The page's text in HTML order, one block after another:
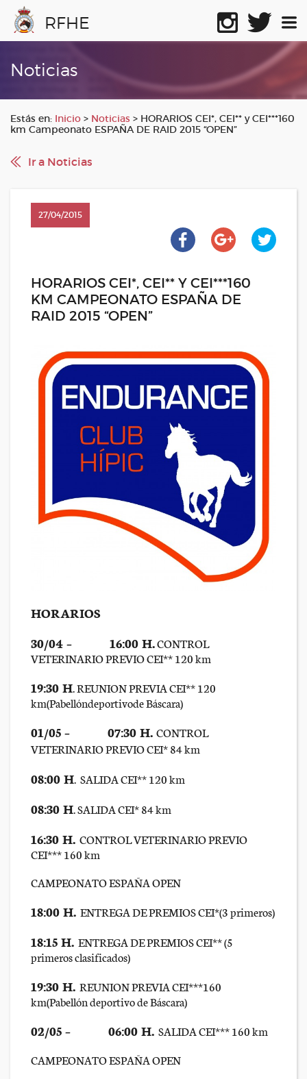
RFHE
Noticias
Estás en: Inicio > Noticias > HORARIOS CEI*, CEI** y CEI***160
km Campeonato ESPAÑA DE RAID 2015 “OPEN”
Ir a Noticias
27/04/2015
HORARIOS CEI*, CEI** Y CEI***160
KM CAMPEONATO ESPAÑA DE
RAID 2015 “OPEN”
HORARIOS
30/04 – 16:00 H.CONTROL
VETERINARIO PREVIO CEI** 120 km
19:30 H. REUNION PREVIA CEI** 120
km(Pabellóndeportivode Báscara)
01/05 – 07:30 H. CONTROL
VETERINARIO PREVIO CEI* 84 km
08:00 H. SALIDA CEI** 120 km
08:30 H. SALIDA CEI* 84 km
16:30 H. CONTROL VETERINARIO PREVIO
CEI*** 160 km
CAMPEONATO ESPAÑA OPEN
18:00 H. ENTREGA DE PREMIOS CEI*(3 primeros)
18:15 H. ENTREGA DE PREMIOS CEI** (5
primeros clasificados)
19:30 H. REUNION PREVIA CEI***160
km(Pabellón deportivo de Báscara)
02/05 – 06:00 H. SALIDA CEI*** 160 km
CAMPEONATO ESPAÑA OPEN